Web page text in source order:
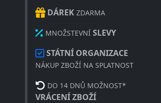
DÁREK ZDARMA
MNOŽSTEVNÍ SLEVY
STÁTNÍ ORGANIZACE
NÁKUP ZBOŽÍ NA SPLATNOST
DO 14 DNŮ MOŽNOST*
VRÁCENÍ ZBOŽÍ